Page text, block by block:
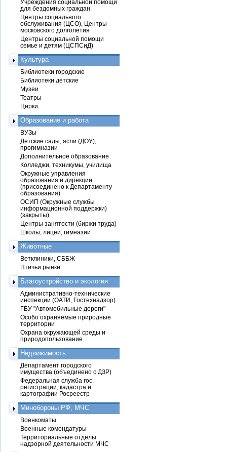
Учреждения социальной помощи
для бездомных граждан
Центры социального
обслуживания (ЦСО), Центры
московского долголетия
Центры социальной помощи
семье и детям (ЦСПСиД)
Культура
Библиотеки городские
Библиотеки детские
Музеи
Театры
Цирки
Образование и работа
ВУЗы
Детские сады, ясли (ДОУ),
прогимназии
Дополнительное образование
Колледжи, техникумы, училища
Окружные управления
образования и дирекции
(присоединено к Департаменту
образования)
ОСИП (Окружные службы
информационной поддержки)
(закрыты)
Центры занятости (биржи труда)
Школы, лицеи, гимназии
Животные
Ветклиники, СББЖ
Птичьи рынки
Благоустройство и экология
Административно-технические
инспекции (ОАТИ, Гостехнадзор)
ГБУ "Автомобильные дороги"
Особо охраняемые природные
территории
Охрана окружающей среды и
природопользование
Недвижимость
Департамент городского
имущества (объединено с ДЗР)
Федеральная служба гос.
регистрации, кадастра и
картографии Росреестр
Минобороны РФ, МЧС
Военкоматы
Военные комендатуры
Территориальные отделы
надзорной деятельности МЧС